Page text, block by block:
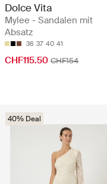
Dolce Vita
Mylee - Sandalen mit
Absatz
36 37 40 41
CHF115.50 CHF154
40% Deal